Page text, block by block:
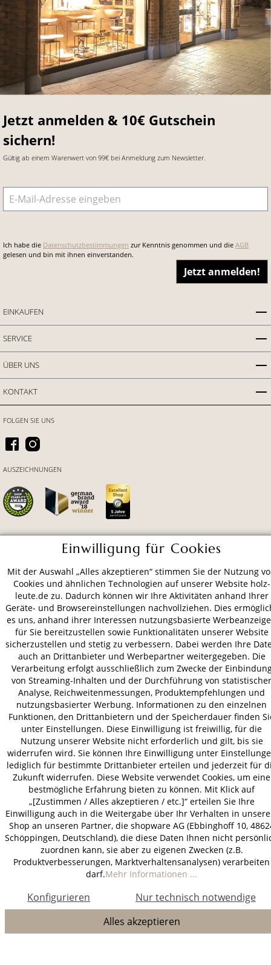
Jetzt anmelden & 10€ Gutschein
sichern!
Gültig ab einem Warenwert von 99€ bei Anmeldung zum Newsletter.
E-Mail-Adresse
Ich habe die Datenschutzbestimmungen zur Kenntnis genommen und die AGB
gelesen und bin mit ihnen einverstanden.
Jetzt anmelden!
EINKAUFEN
SERVICE
ÜBER UNS
KONTAKT
VERSAND
FOLGEN SIE UNS
AUSZEICHNUNGEN
AGB Datenschutz
Impressum
© 2026 HOLZ-LEUTE
* Alle Preise inkl. gesetzl. Mehrwertsteuer zzgl.Versandkosten.
Einwilligung für Cookies
Mit der Auswahl „Alles akzeptieren“ stimmen Sie der Nutzung
Cookies und ähnlichen Technologien auf unserer Website holz-
leute.de zu. Dadurch können wir Ihre Aktivitäten anhand Ihrer
Geräte- und Browsereinstellungen nachvollziehen. Dies
es uns, anhand ihrer Interessen nutzungsbasierte
für Sie bereitzustellen sowie Funktionalitäten unserer Website
sicherzustellen und stetig zu verbessern. Dabei werden Ihre
auch an Drittanbieter und Werbepartner weitergegeben. Die
Verarbeitung erfolgt ausschließlich zum Zwecke der
von Streaming-Inhalten und der Durchführung von statistischer
Analyse, Reichweitenmessungen, Produktempfehlungen und
nutzungsbasierter Werbung. Informationen zu den einzelnen
Funktionen, den Drittanbietern und der Speicherdauer finden
unter Einstellungen. Diese Einwilligung ist freiwillig, für die
Nutzung unserer Website nicht erforderlich und gilt, bis sie
widerrufen wird. Sie können Ihre Einwilligung unter
lediglich für bestimmte Drittanbieter erteilen und jederzeit für
Zukunft widerrufen. Diese Website verwendet Cookies, um eine
bestmögliche Erfahrung bieten zu können. Mit Klick auf
„[Zustimmen / Alles akzeptieren / etc.]“ erteilen Sie Ihre
Einwilligung auch in die Weitergabe über Ihr Verhalten in
Shop an unseren Partner, die shopware AG (Ebbinghoff 10,
Schöppingen, Deutschland), die diese Daten Ihnen nicht
zuordnen kann, sie aber zu eigenen Zwecken (z.B.
Produktverbesserungen, Marktverhaltensanalysen) verarbeiten
darf.Mehr Informationen ...
Nur technisch notwendige
Konfigurieren
Alles akzeptieren